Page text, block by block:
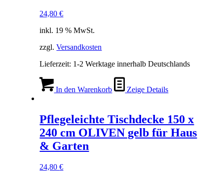
24,80€
inkl. 19 % MwSt.
zzgl.Versandkosten
Lieferzeit: 1-2 Werktage innerhalb Deutschlands
In den Warenkorb Zeige Details
Pflegeleichte Tischdecke 150 x
240 cm OLIVEN gelb für Haus
& Garten
24,80€